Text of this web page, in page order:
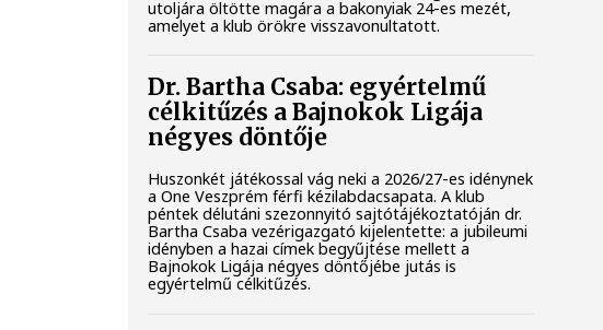
utoljára öltötte magára a bakonyiak 24-es mezét,
amelyet a klub örökre visszavonultatott.
Dr. Bartha Csaba: egyértelmű
célkitűzés a Bajnokok Ligája
négyes döntője
Huszonkét játékossal vág neki a 2026/27-es idénynek
a One Veszprém férfi kézilabdacsapata. A klub
péntek délutáni szezonnyitó sajtótájékoztatóján dr.
Bartha Csaba vezérigazgató kijelentette: a jubileumi
idényben a hazai címek begyűjtése mellett a
Bajnokok Ligája négyes döntőjébe jutás is
egyértelmű célkitűzés.